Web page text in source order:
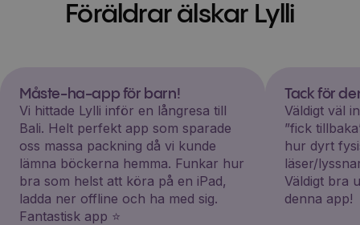
Föräldrar älskar Lylli
Måste-ha-app för barn!
Vi hittade Lylli inför en långresa till
Bali. Helt perfekt app som sparade
oss massa packning då vi kunde
lämna böckerna hemma. Funkar hur
bra som helst att köra på en iPad,
ladda ner offline och ha med sig.
Fantastisk app ⭐️
Tack för
Väldigt väl
”fick
hur dyrt
läser/
Väldigt bra
denna app!